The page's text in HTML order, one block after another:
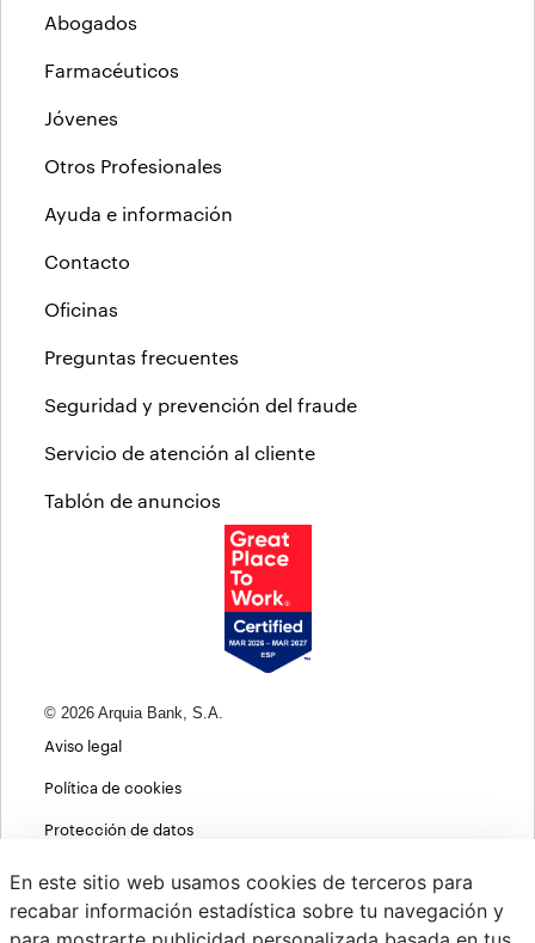
Abogados
Farmacéuticos
Jóvenes
Otros Profesionales
Ayuda e información
Contacto
Oficinas
Preguntas frecuentes
Seguridad y prevención del fraude
Servicio de atención al cliente
Tablón de anuncios
© 2026 Arquia Bank, S.A.
Aviso legal
Política de cookies
Protección de datos
Política de privacidad web
MIFID
En este sitio web usamos cookies de terceros para
recabar información estadística sobre tu navegación y